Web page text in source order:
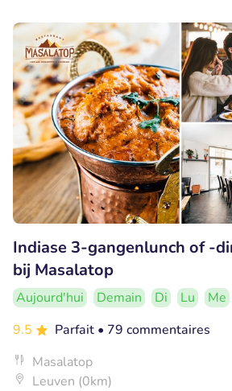
Indiase 3-gangenlunch of -
bij Masalatop
Aujourd'hui Demain Di Lu Me
9.5
Parfait • 79 commentaires
Masalatop
Leuven (0km)